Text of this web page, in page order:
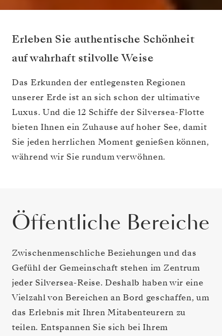
Erleben Sie authentische Schönheit
auf wahrhaft stilvolle Weise
Das Erkunden der entlegensten Regionen
unserer Erde ist an sich schon der ultimative
Luxus. Und die 12 Schiffe der Silversea-Flotte
bieten Ihnen ein Zuhause auf hoher See, damit
Sie jeden herrlichen Moment genießen können,
während wir Sie rundum verwöhnen.
Öffentliche Bereiche
Zwischenmenschliche Beziehungen und das
Gefühl der Gemeinschaft stehen im Zentrum
jeder Silversea-Reise. Deshalb haben wir eine
Vielzahl von Bereichen an Bord geschaffen, um
das Erlebnis mit Ihren Mitabenteurern zu
teilen. Entspannen Sie sich bei Ihrem